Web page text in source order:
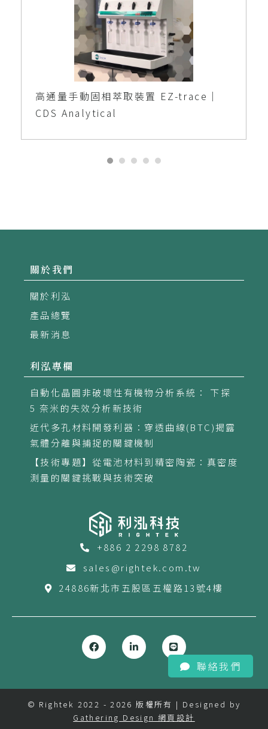
高通量手動固相萃取裝置 EZ-trace｜
CDS Analytical
聯絡我們
關於我們
關於利泓
產品總覽
最新消息
利泓專欄
自動化晶圓非破壞性有機物分析系統： 下探
5 奈米的失效分析新技術
近代多孔材料開發利器：穿透曲線(BTC)揭露
氣體分離與捕捉的關鍵機制
【技術專題】從電池材料到精密陶瓷：真密度
測量的關鍵挑戰與技術突破
+886 2 2298 8782
sales@rightek.com.tw
24886新北市五股區五權路13號4樓
© Rightek 2022 - 2026 版權所有 | Designed by
Gathering Design 網頁設計